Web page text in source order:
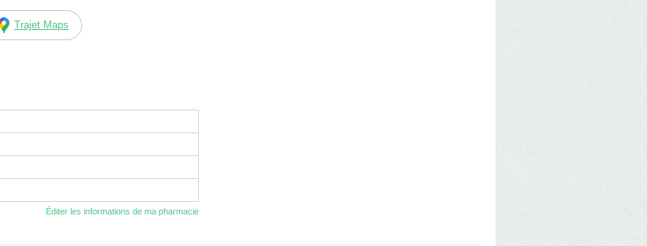
Trajet Maps
Éditer les informations de ma pharmacie